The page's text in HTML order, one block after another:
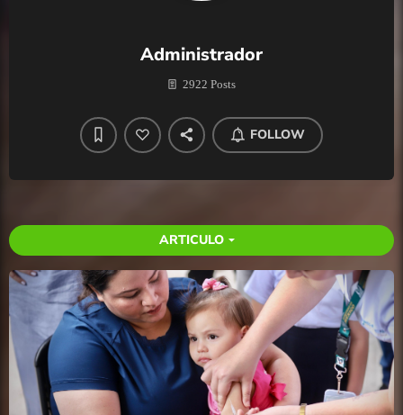
Administrador
2922 Posts
FOLLOW
ARTICULO arrow_drop_down